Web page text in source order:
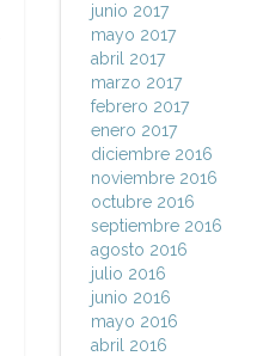
junio 2017
mayo 2017
abril 2017
marzo 2017
febrero 2017
enero 2017
diciembre 2016
noviembre 2016
octubre 2016
septiembre 2016
agosto 2016
julio 2016
junio 2016
mayo 2016
abril 2016